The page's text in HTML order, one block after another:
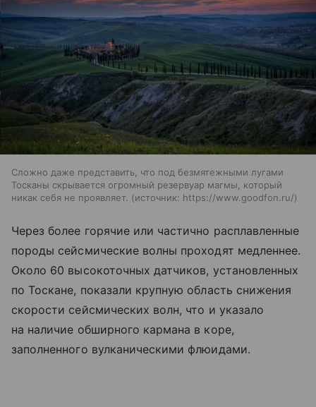
Сложно даже представить, что под безмятежными лугами
Тосканы скрывается огромный резервуар магмы, который
никак себя не проявляет.
источник: https://www.goodfon.ru/
Через более горячие или частично расплавленные
породы сейсмические волны проходят медленнее.
Около 60 высокоточных датчиков, установленных
по Тоскане, показали крупную область снижения
скорости сейсмических волн, что и указало
на наличие обширного кармана в коре,
заполненного вулканическими флюидами.